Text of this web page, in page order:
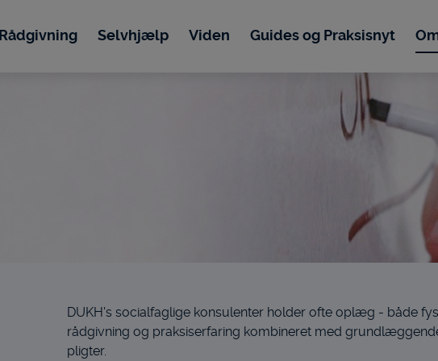
Rådgivning Selvhjælp Viden Guides og Praksisnyt
DUKH's socialfaglige konsulenter holder ofte oplæg - både
rådgivning og praksiserfaring kombineret med
pligter.